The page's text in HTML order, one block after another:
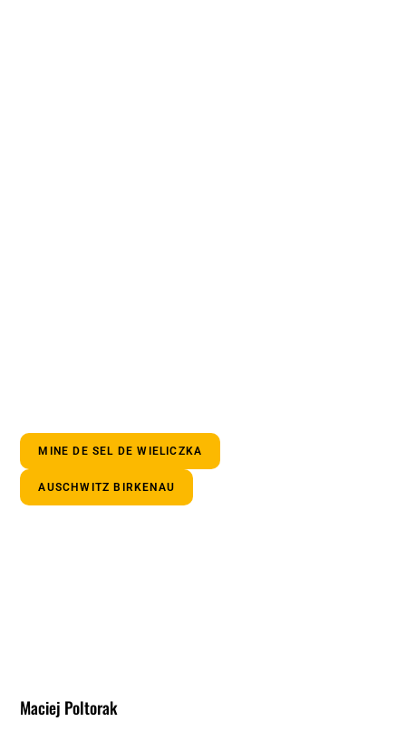
MINE DE SEL DE WIELICZKA
AUSCHWITZ BIRKENAU
Maciej Poltorak